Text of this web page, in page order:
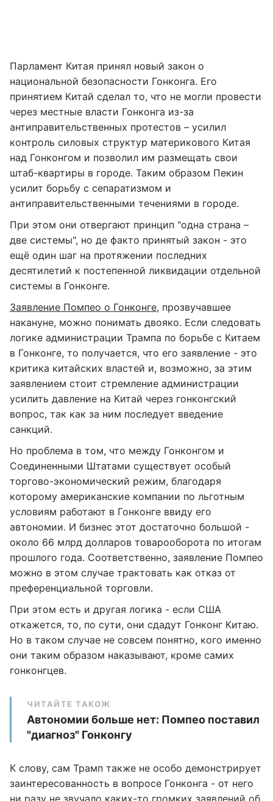
Парламент Китая принял новый закон о
национальной безопасности Гонконга. Его
принятием Китай сделал то, что не могли провести
через местные власти Гонконга из-за
антиправительственных протестов – усилил
контроль силовых структур материкового Китая
над Гонконгом и позволил им размещать свои
штаб-квартиры в городе. Таким образом Пекин
усилит борьбу с сепаратизмом и
антиправительственными течениями в городе.
При этом они отвергают принцип "одна страна –
две системы", но де факто принятый закон - это
ещё один шаг на протяжении последних
десятилетий к постепенной ликвидации отдельной
системы в Гонконге.
Заявление Помпео о Гонконге, прозвучавшее
накануне, можно понимать двояко. Если следовать
логике администрации Трампа по борьбе с Китаем
в Гонконге, то получается, что его заявление - это
критика китайских властей и, возможно, за этим
заявлением стоит стремление администрации
усилить давление на Китай через гонконгский
вопрос, так как за ним последует введение
санкций.
Но проблема в том, что между Гонконгом и
Соединенными Штатами существует особый
торгово-экономический режим, благодаря
которому американские компании по льготным
условиям работают в Гонконге ввиду его
автономии. И бизнес этот достаточно большой -
около 66 млрд долларов товарооборота по итогам
прошлого года. Соответственно, заявление Помпео
можно в этом случае трактовать как отказ от
преференциальной торговли.
При этом есть и другая логика - если США
откажется, то, по сути, они сдадут Гонконг Китаю.
Но в таком случае не совсем понятно, кого именно
они таким образом наказывают, кроме самих
гонконгцев.
ЧИТАЙТЕ ТАКОЖ
Автономии больше нет: Помпео поставил
"диагноз" Гонконгу
К слову, сам Трамп также не особо демонстрирует
заинтересованность в вопросе Гонконга - от него
ни разу не звучало каких-то громких заявлений об